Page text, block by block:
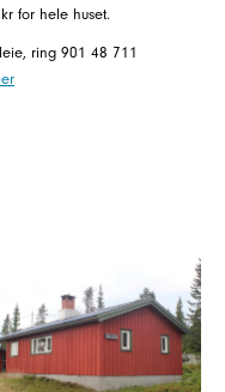
for hele huset.
ring 901 48 711